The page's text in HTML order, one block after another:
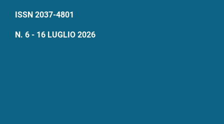
ISSN 2037-4801
N. 6 - 16 LUGLIO 2026